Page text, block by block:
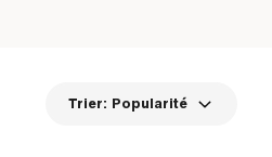
Trier: Popularité